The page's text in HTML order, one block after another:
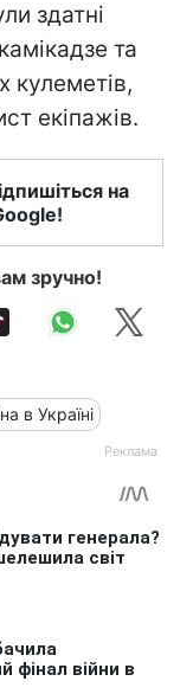
здатні
та
кулеметів,
екіпажів.
на
зручно!
в Україні